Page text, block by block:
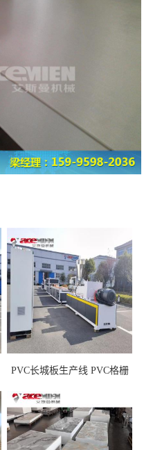
PVC长城板生产线 PVC格栅